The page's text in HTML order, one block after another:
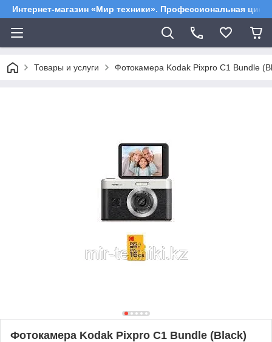
Интернет-магазин «Мир техники». Профессиональная
Товары и услуги Фотокамера Kodak Pixpro C1 Bundle
Фотокамера Kodak Pixpro C1 Bundle (Black)